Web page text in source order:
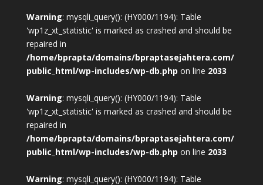
Warning: mysqli_query(): (HY000/1194): Table
'wp1z_xt_statistic' is marked as crashed and should be
repaired in
/home/bprapta/domains/bpraptasejahtera.com/
public_html/wp-includes/wp-db.php on line 2033
Warning: mysqli_query(): (HY000/1194): Table
'wp1z_xt_statistic' is marked as crashed and should be
repaired in
/home/bprapta/domains/bpraptasejahtera.com/
public_html/wp-includes/wp-db.php on line 2033
Warning: mysqli_query(): (HY000/1194): Table